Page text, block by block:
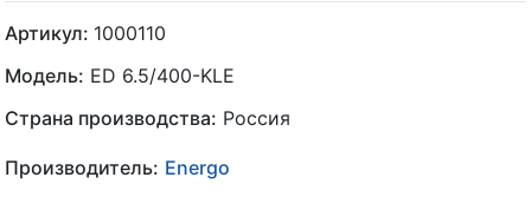
Артикул: 1000110
Модель: ED 6.5/400-KLE
Страна производства: Россия
Производитель: Energo